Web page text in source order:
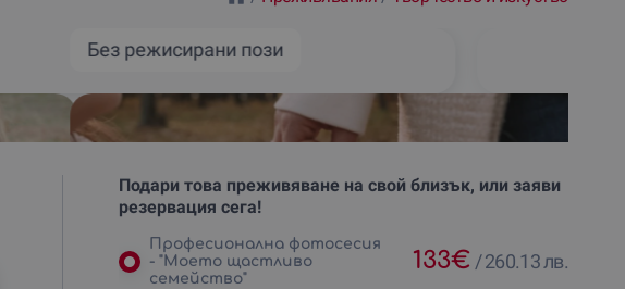
Без режисирани пози
Подари това преживяване на свой близък, или заяви
резервация сега!
Професионална фотосесия
- "Моето щастливо
семейство"
133€ /260.13 лв.